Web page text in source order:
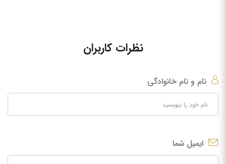
نظرات کاربران
نام و نام خانوادگی
ایمیل شما